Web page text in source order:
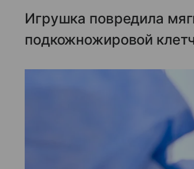
Игрушка повредила
подкожножировой